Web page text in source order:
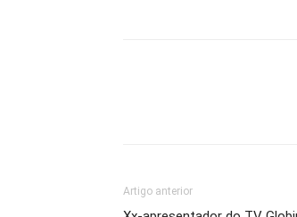
Artigo anterior